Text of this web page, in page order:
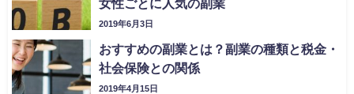
女性ごとに人気の副業
2019年6月3日
おすすめの副業とは？副業の種類と税金・
社会保険との関係
2019年4月15日